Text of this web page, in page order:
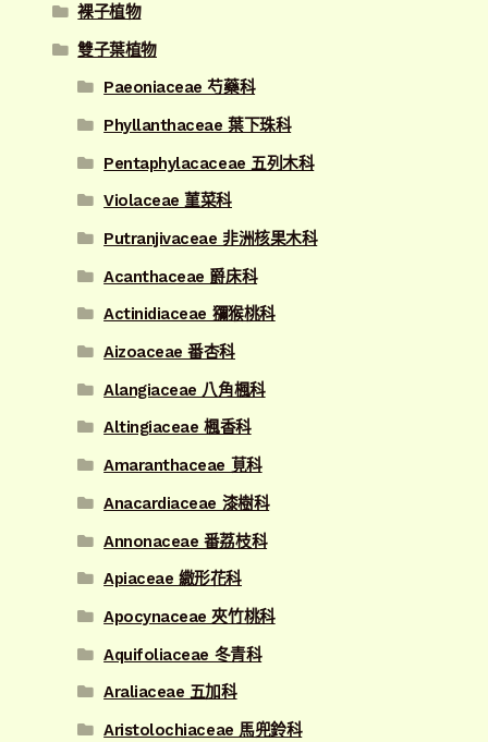
裸子植物
雙子葉植物
Paeoniaceae 芍藥科
Phyllanthaceae 葉下珠科
Pentaphylacaceae 五列木科
Violaceae 菫菜科
Putranjivaceae 非洲核果木科
Acanthaceae 爵床科
Actinidiaceae 獼猴桃科
Aizoaceae 番杏科
Alangiaceae 八角楓科
Altingiaceae 楓香科
Amaranthaceae 莧科
Anacardiaceae 漆樹科
Annonaceae 番荔枝科
Apiaceae 繖形花科
Apocynaceae 夾竹桃科
Aquifoliaceae 冬青科
Araliaceae 五加科
Aristolochiaceae 馬兜鈴科